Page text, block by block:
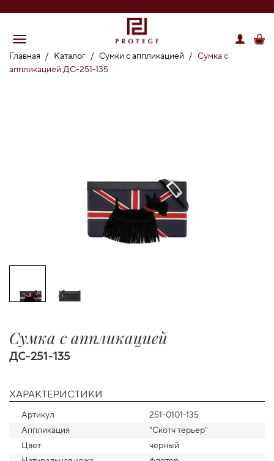
Главная / Каталог / Сумки с аппликацией / Сумка с
аппликацией ДС-251-135
Сумка с аппликацией
ДС-251-135
ХАРАКТЕРИСТИКИ
Артикул
251-0101-135
Аппликация
"Скотч терьер"
Цвет
черный